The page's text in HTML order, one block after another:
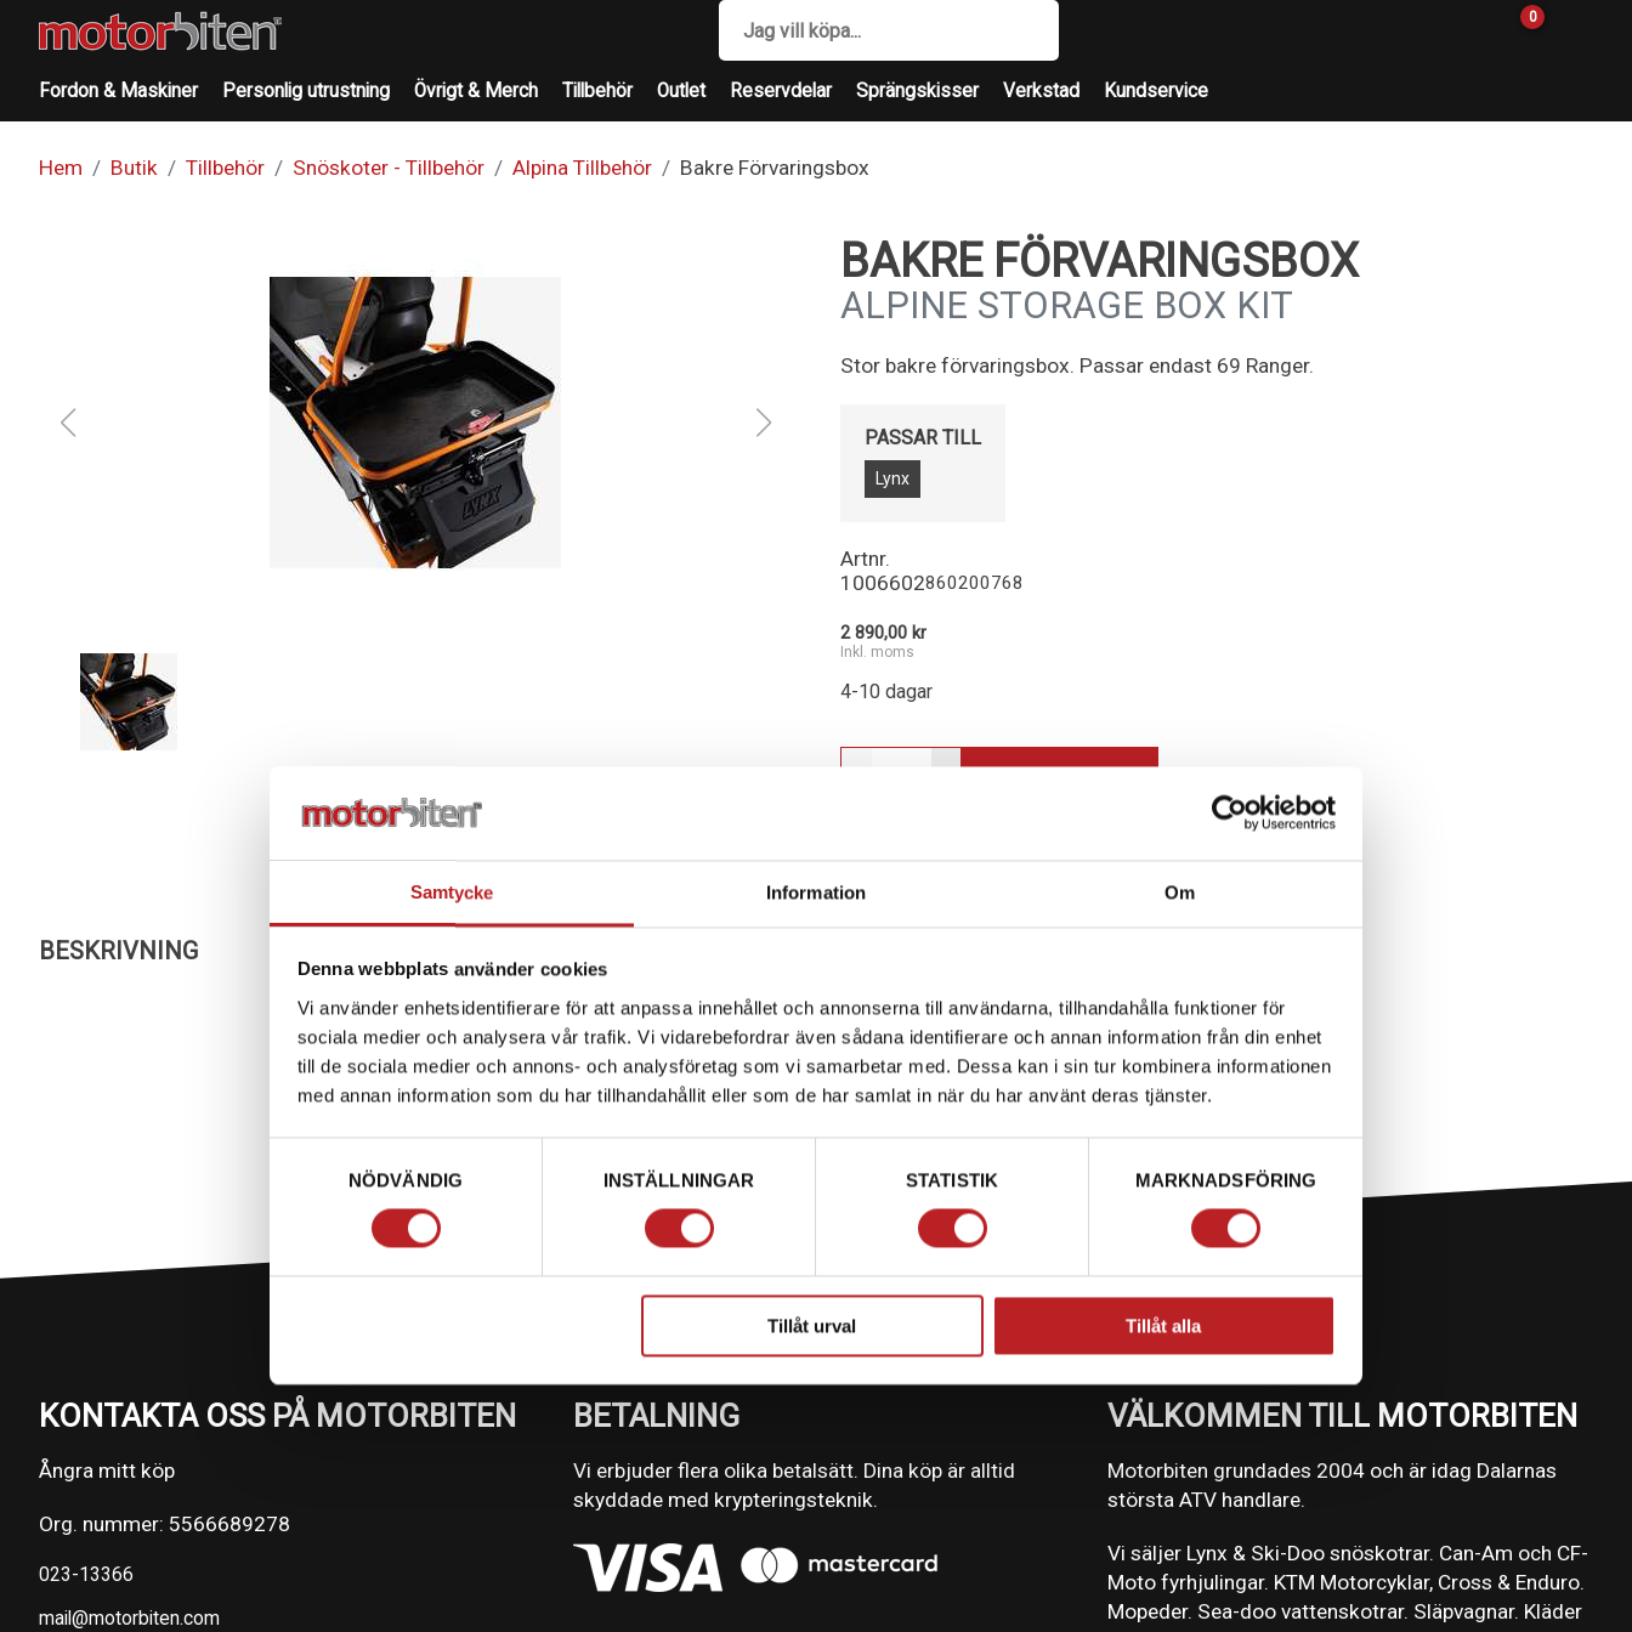
Samtycke Information Om
Denna webbplats använder cookies
Vi använder enhetsidentifierare för att anpassa innehållet och annonserna till användarna, tillhandahålla funktioner för
sociala medier och analysera vår trafik. Vi vidarebefordrar även sådana identifierare och annan information från din enhet
till de sociala medier och annons- och analysföretag som vi samarbetar med. Dessa kan i sin tur kombinera informationen
med annan information som du har tillhandahållit eller som de har samlat in när du har använt deras tjänster.
NÖDVÄNDIG
INSTÄLLNINGAR STATISTIK MARKNADSFÖRING
Tillåt urval Tillåt alla
0
Fordon & Maskiner Personlig utrustning Övrigt & Merch Tillbehör Outlet Reservdelar Sprängskisser Verkstad Kundservice
Hem Butik Tillbehör Snöskoter - Tillbehör Alpina Tillbehör Bakre Förvaringsbox
BAKRE FÖRVARINGSBOX
ALPINE STORAGE BOX KIT
Stor bakre förvaringsbox. Passar endast 69 Ranger.
PASSAR TILL
Lynx
Artnr.
1006602860200768
2 890,00 kr
Inkl. moms
4-10 dagar
BESKRIVNING
PASSAR TILL Lynx
KONTAKTA OSS PÅ MOTORBITEN
Ångra mitt köp
Org. nummer: 5566689278
023-13366
mail@motorbiten.com
BETALNING
Vi erbjuder flera olika betalsätt. Dina köp är alltid
skyddade med krypteringsteknik.
VÄLKOMMEN TILL MOTORBITEN
Motorbiten grundades 2004 och är idag Dalarnas
största ATV handlare.
Vi säljer Lynx & Ski-Doo snöskotrar. Can-Am och CF-
Moto fyrhjulingar. KTM Motorcyklar, Cross & Enduro.
Mopeder. Sea-doo vattenskotrar. Släpvagnar. Kläder